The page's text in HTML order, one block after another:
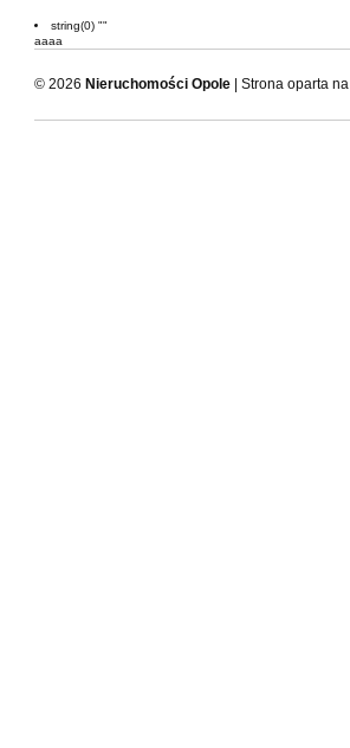
string(0) ""
aaaa
© 2026 Nieruchomości Opole | Strona oparta na